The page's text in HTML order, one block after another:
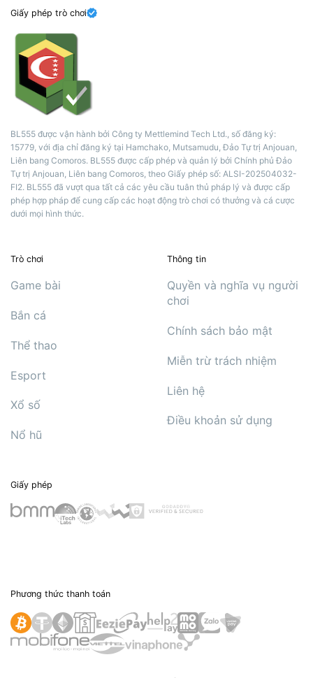
Giấy phép trò chơi
BL555 được vận hành bởi Công ty Mettlemind Tech Ltd., số đăng ký:
15779, với địa chỉ đăng ký tại Hamchako, Mutsamudu, Đảo Tự trị Anjouan,
Liên bang Comoros. BL555 được cấp phép và quản lý bởi Chính phủ Đảo
Tự trị Anjouan, Liên bang Comoros, theo Giấy phép số: ALSI-202504032-
FI2. BL555 đã vượt qua tất cả các yêu cầu tuân thủ pháp lý và được cấp
phép hợp pháp để cung cấp các hoạt động trò chơi có thưởng và cá cược
dưới mọi hình thức.
Trò chơi
Game bài
Bắn cá
Thể thao
Esport
Xổ số
Nổ hũ
Thông tin
Quyền và nghĩa vụ người
chơi
Chính sách bảo mật
Miễn trừ trách nhiệm
Liên hệ
Điều khoản sử dụng
Giấy phép
Phương thức thanh toán